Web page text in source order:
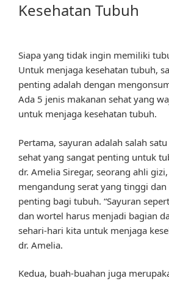
Kesehatan Tubuh
Siapa yang tidak ingin memiliki
Untuk menjaga kesehatan tubuh,
penting adalah dengan
Ada 5 jenis makanan sehat yang
untuk menjaga kesehatan tubuh.
Pertama, sayuran adalah salah
sehat yang sangat penting untuk
dr. Amelia Siregar, seorang ahli
mengandung serat yang tinggi
penting bagi tubuh. “Sayuran
dan wortel harus menjadi bagian
sehari-hari kita untuk menjaga
dr. Amelia.
Kedua, buah-buahan juga